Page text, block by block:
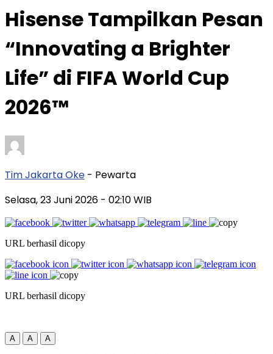
Hisense Tampilkan Pesan
“Innovating a Brighter
Life” di FIFA World Cup
2026™
Tim Jakarta Oke - Pewarta
Selasa, 23 Juni 2026 - 02:10 WIB
URL berhasil dicopy
URL berhasil dicopy
A A A